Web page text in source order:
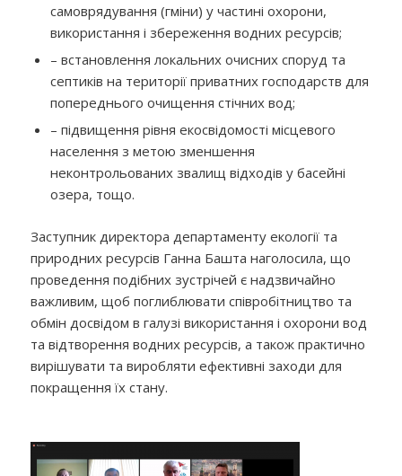
самоврядування (гміни) у частині охорони,
використання і збереження водних ресурсів;
– встановлення локальних очисних споруд та
септиків на території приватних господарств для
попереднього очищення стічних вод;
– підвищення рівня екосвідомості місцевого
населення з метою зменшення
неконтрольованих звалищ відходів у басейні
озера, тощо.
Заступник директора департаменту екології та
природних ресурсів Ганна Башта наголосила, що
проведення подібних зустрічей є надзвичайно
важливим, щоб поглиблювати співробітництво та
обмін досвідом в галузі використання і охорони вод
та відтворення водних ресурсів, а також практично
вирішувати та виробляти ефективні заходи для
покращення їх стану.